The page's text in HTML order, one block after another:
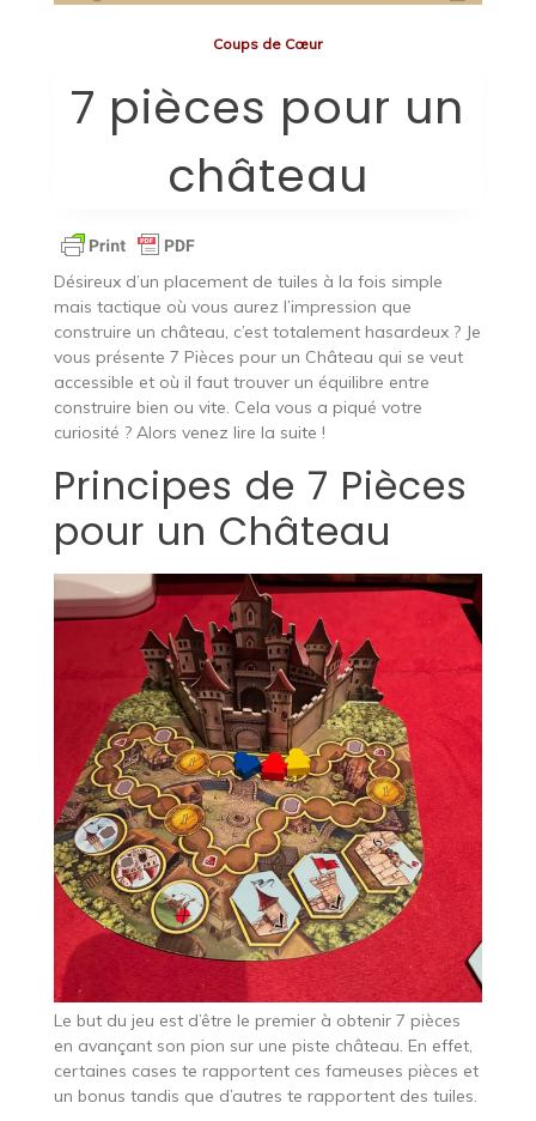
Coups de Cœur
7 pièces pour un
château
Désireux d’un placement de tuiles à la fois simple
mais tactique où vous aurez l’impression que
construire un château, c’est totalement hasardeux ? Je
vous présente 7 Pièces pour un Château qui se veut
accessible et où il faut trouver un équilibre entre
construire bien ou vite. Cela vous a piqué votre
curiosité ? Alors venez lire la suite !
Principes de 7 Pièces
pour un Château
Le but du jeu est d’être le premier à obtenir 7 pièces
en avançant son pion sur une piste château. En effet,
certaines cases te rapportent ces fameuses pièces et
un bonus tandis que d’autres te rapportent des tuiles.